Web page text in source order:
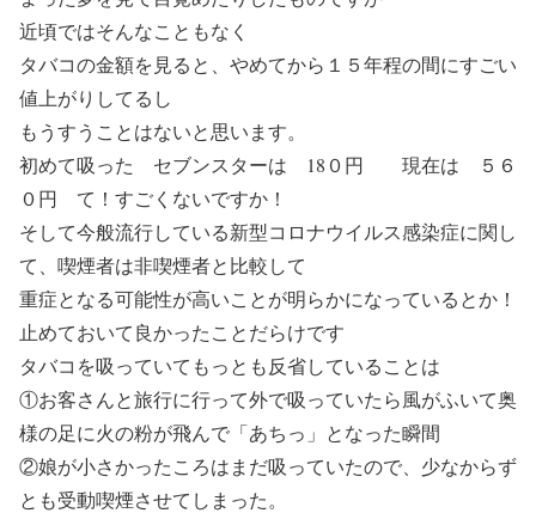
近頃ではそんなこともなく
タバコの金額を見ると、やめてから１５年程の間にすごい
値上がりしてるし
もうすうことはないと思います。
初めて吸った セブンスターは 18０円 現在は ５６
０円 て！すごくないですか！
そして今般流行している新型コロナウイルス感染症に関し
て、喫煙者は非喫煙者と比較して
重症となる可能性が高いことが明らかになっているとか！
止めておいて良かったことだらけです
タバコを吸っていてもっとも反省していることは
①お客さんと旅行に行って外で吸っていたら風がふいて奥
様の足に火の粉が飛んで「あちっ」となった瞬間
②娘が小さかったころはまだ吸っていたので、少なからず
とも受動喫煙させてしまった。